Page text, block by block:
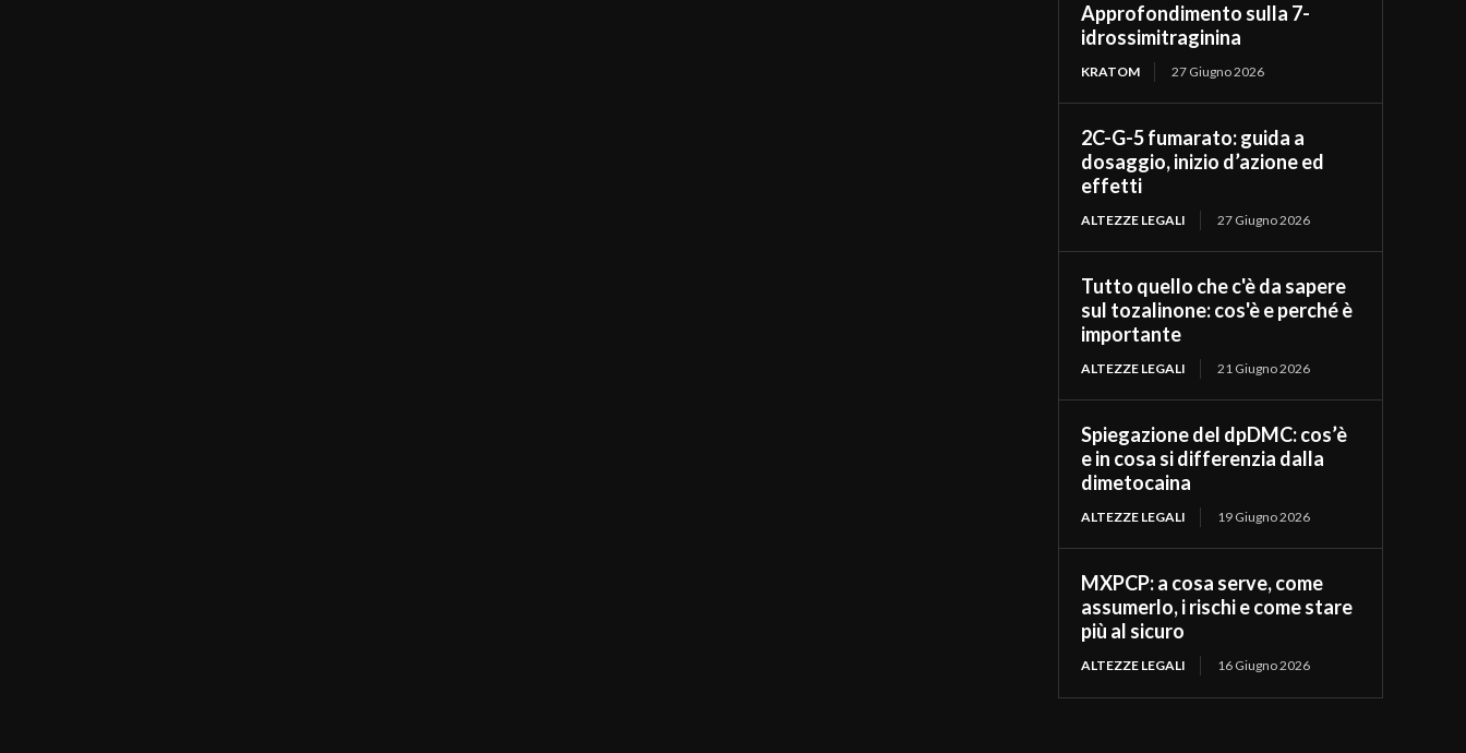
Approfondimento sulla 7-
idrossimitraginina
KRATOM 27 Giugno 2026
2C-G-5 fumarato: guida a
dosaggio, inizio d’azione ed
effetti
ALTEZZE LEGALI 27 Giugno 2026
Tutto quello che c'è da sapere
sul tozalinone: cos'è e perché è
importante
ALTEZZE LEGALI 21 Giugno 2026
Spiegazione del dpDMC: cos’è
e in cosa si differenzia dalla
dimetocaina
ALTEZZE LEGALI 19 Giugno 2026
MXPCP: a cosa serve, come
assumerlo, i rischi e come stare
più al sicuro
ALTEZZE LEGALI 16 Giugno 2026